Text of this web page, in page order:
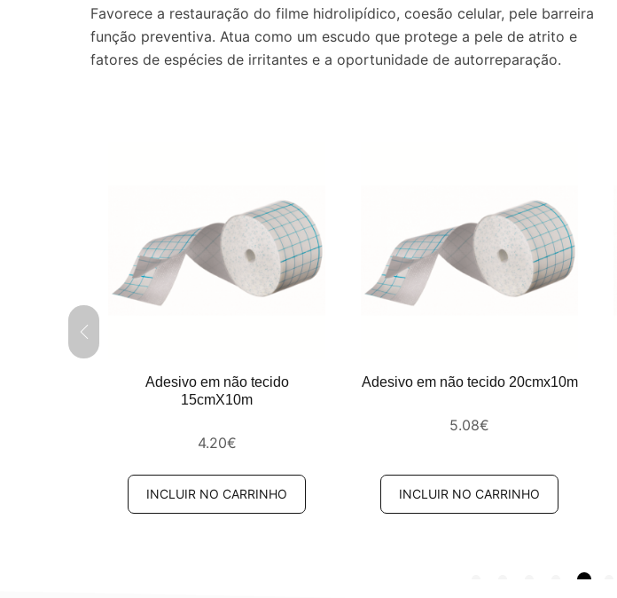
Favorece a restauração do filme hidrolipídico, coesão celular, pele barreira
função preventiva. Atua como um escudo que protege a pele de atrito e
fatores de espécies de irritantes e a oportunidade de autorreparação.
Adesivo em não tecido
15cmX10m
4.20€
INCLUIR NO CARRINHO
Adesivo em não tecido 20cmx10m
5.08€
INCLUIR NO CARRINHO